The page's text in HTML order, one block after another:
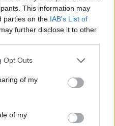
This information may
parties on the IAB’s List of
further disclose it to other
uses one or more Google
behaviour. You may click to
and its third-party tags to
purposes in below Google
Opt Outs
of my
of my